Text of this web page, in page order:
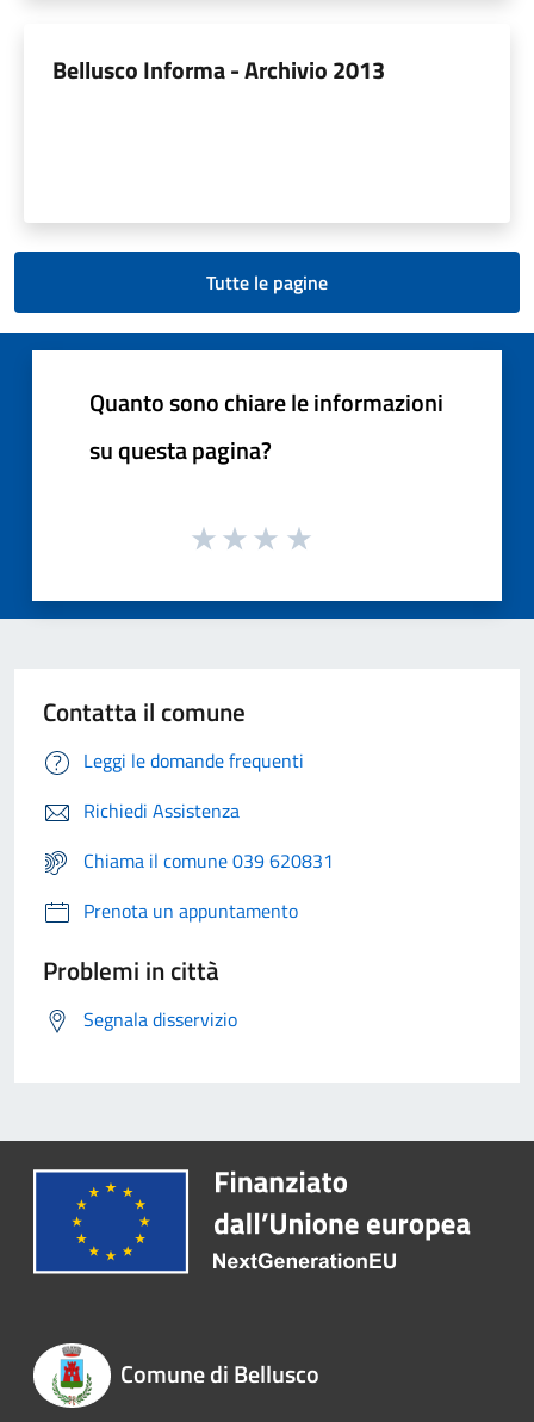
Bellusco Informa - Archivio 2013
Tutte le pagine
Quanto sono chiare le informazioni
su questa pagina?
Contatta il comune
Leggi le domande frequenti
Richiedi Assistenza
Chiama il comune 039 620831
Prenota un appuntamento
Problemi in città
Segnala disservizio
Comune di Bellusco